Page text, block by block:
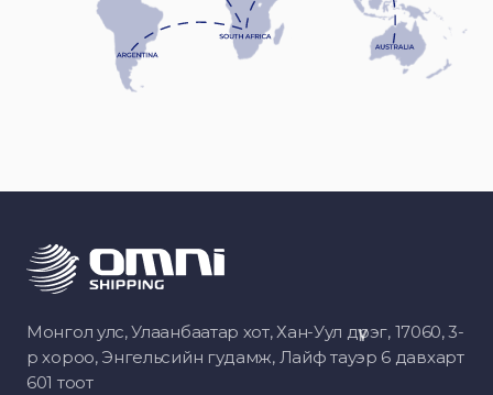
Монгол улс, Улаанбаатар хот, Хан-Уул дүүрэг, 17060, 3-
р хороо, Энгельсийн гудамж, Лайф тауэр 6 давхарт
601 тоот